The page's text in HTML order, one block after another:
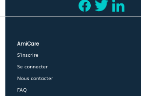
AmiCare
S'inscrire
Se connecter
Nous contacter
FAQ